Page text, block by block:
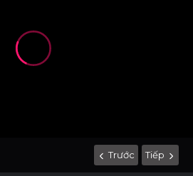
Trước Tiếp